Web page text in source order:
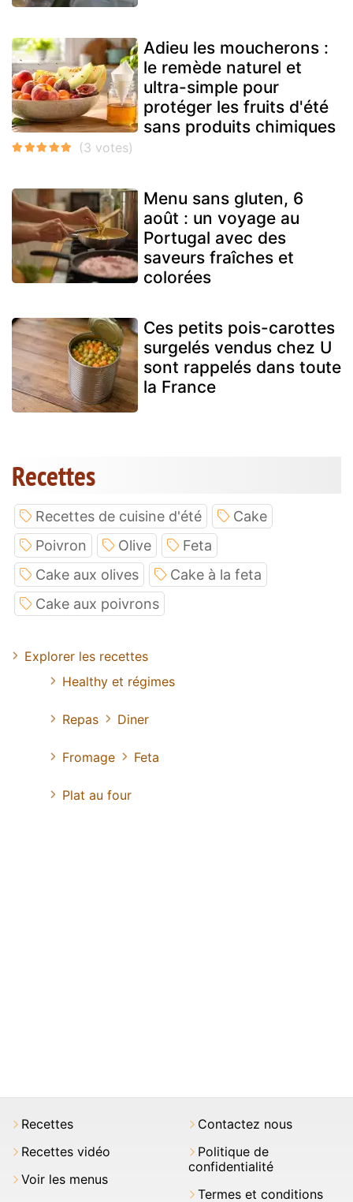
Adieu les moucherons :
le remède naturel et
ultra-simple pour
protéger les fruits d'été
sans produits chimiques
Menu sans gluten, 6
août : un voyage au
Portugal avec des
saveurs fraîches et
colorées
Ces petits pois-carottes
surgelés vendus chez U
sont rappelés dans toute
la France
Recettes
Recettes de cuisine d'été
Cake
Poivron
Olive
Feta
Cake aux olives
Cake à la feta
Cake aux poivrons
Explorer les recettes
Healthy et régimes
Repas Diner
Fromage Feta
Plat au four
Recettes
Recettes vidéo
Voir les menus
Contactez nous
Politique de
confidentialité
Termes et conditions